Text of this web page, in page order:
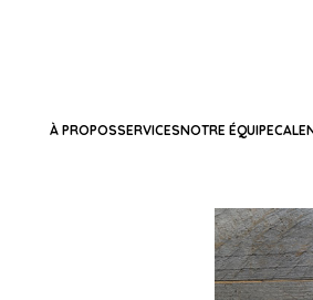
À PROPOSSERVICESNOTRE ÉQUIPE